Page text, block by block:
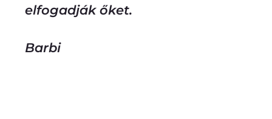
elfogadják őket.
Barbi